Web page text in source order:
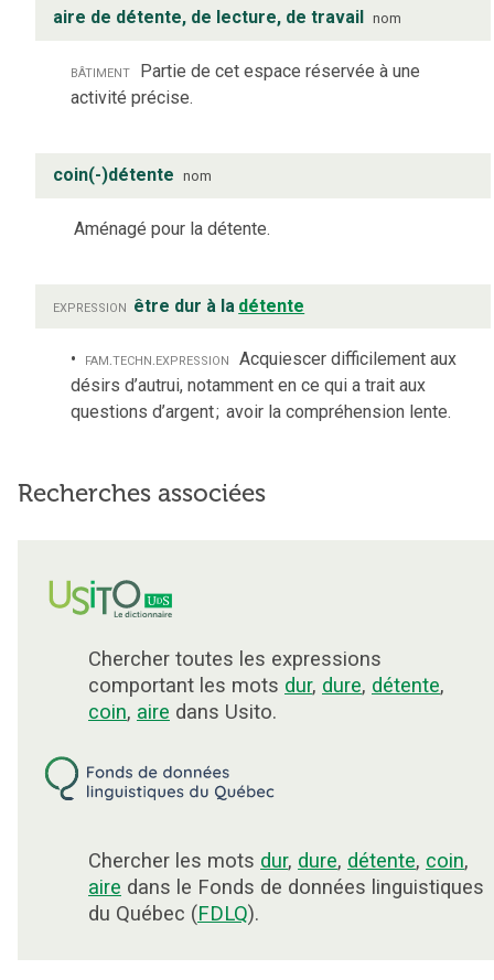
aire de détente, de lecture, de travail nom
bâtiment Partie de cet espace réservée à une
activité précise.
coin(-)détente nom
Aménagé pour la détente.
expression être dur à la détente
fam.techn.expression Acquiescer difficilement aux
désirs d’autrui, notamment en ce qui a trait aux
questions d’argent; avoir la compréhension lente.
Recherches associées
Chercher toutes les expressions
comportant les mots dur, dure, détente,
coin, aire dans Usito.
Chercher les mots dur, dure, détente, coin,
aire dans le Fonds de données linguistiques
du Québec (FDLQ).